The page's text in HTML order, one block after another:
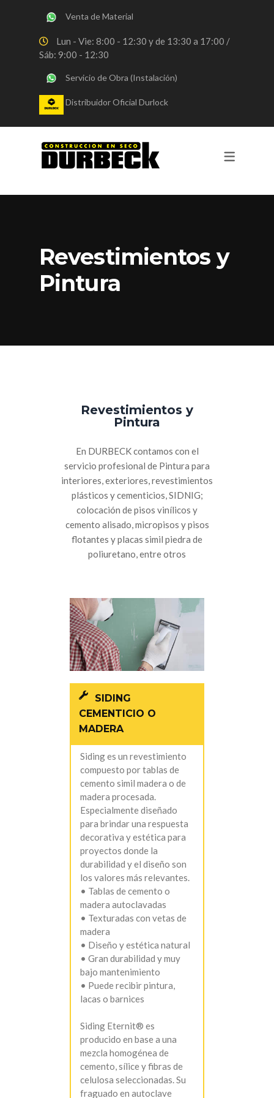
SERVICIOS
VENTA DE MATERIALES
REVESTIMIENTOS Y PINTURA
Venta de Material
Lun - Vie: 8:00 - 12:30 y de 13:30 a 17:00 /
Sáb: 9:00 - 12:30
Servicio de Obra (Instalación)
Distribuidor Oficial Durlock
Revestimientos y
Pintura
Revestimientos y
Pintura
En DURBECK contamos con el
servicio profesional de Pintura para
interiores, exteriores, revestimientos
plásticos y cementicios, SIDNIG;
colocación de pisos vinílicos y
cemento alisado, micropisos y pisos
flotantes y placas simil piedra de
poliuretano, entre otros
SIDING
CEMENTICIO O
MADERA
Siding es un revestimiento
compuesto por tablas de
cemento simil madera o de
madera procesada.
Especialmente diseñado
para brindar una respuesta
decorativa y estética para
proyectos donde la
durabilidad y el diseño son
los valores más relevantes.
• Tablas de cemento o
madera autoclavadas
• Texturadas con vetas de
madera
• Diseño y estética natural
• Gran durabilidad y muy
bajo mantenimiento
• Puede recibir pintura,
lacas o barnices
Siding Eternit® es
producido en base a una
mezcla homogénea de
cemento, sílice y fibras de
celulosa seleccionadas. Su
fraguado en autoclave